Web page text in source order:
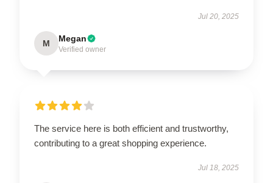
Jul 20, 2025
M Megan
Verified owner
The service here is both efficient and trustworthy,
contributing to a great shopping experience.
Jul 18, 2025